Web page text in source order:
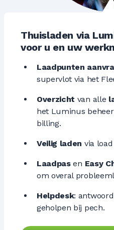
Thuisladen via
voor u en uw
Laadpunten
supervlot via het
Overzicht van alle
het Luminus
billing.
Veilig laden via
Laadpasen Easy
om overal
Helpdesk:
geholpen bij pech.